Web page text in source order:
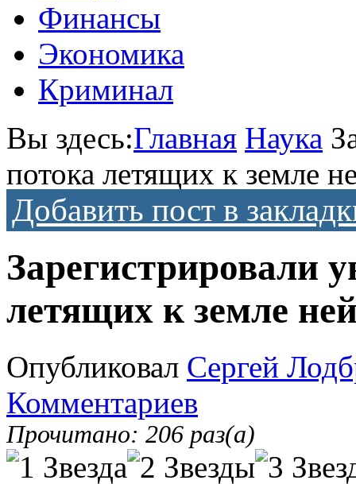
Финансы
Экономика
Криминал
Вы здесь:Главная Наука
потока летящих к земле
Добавить пост в
Зарегистрировали
летящих к земле
Опубликовал Сергей
Комментариев
Прочитано: 206 раз(а)